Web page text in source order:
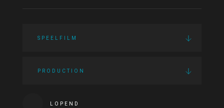
SPEELFILM
PRODUCTION
LOPEND